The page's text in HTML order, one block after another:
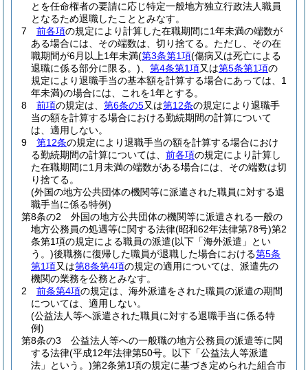
とを任命権者の要請に応じ特定一般地方独立行政法人職員
となるため退職したこととみなす。
7
前各項の規定により計算した在職期間に1年未満の端数が
ある場合には、その端数は、切り捨てる。 ただし、その在
職期間が6月以上1年未満(第3条第1項(傷病又は死亡による
退職に係る部分に限る。)
第4条第1項又は第5条第1項の
規定により退職手当の基本額を計算する場合にあっては、1
年未満)の場合には、これを1年とする。
8
前項の規定は、 第6条の5又は第12条の規定により退職手
当の額を計算する場合における勤続期間の計算について
は、適用しない。
9
第12条の規定により退職手当の額を計算する場合におけ
る勤続期間の計算については、 前各項の規定により計算し
た在職期間に1月未満の端数がある場合には、その端数は切
り捨てる。
(外国の地方公共団体の機関等に派遣された職員に対する退
職手当に係る特例)
第8条の2
外国の地方公共団体の機関等に派遣される一般の
地方公務員の処遇等に関する法律(昭和62年法律第78号)第2
条第1項の規定による職員の派遣(以下「海外派遣」とい
う。)後職務に復帰した職員が退職した場合における第5条
第1項又は第8条第4項の規定の適用については、派遣先の
機関の業務を公務とみなす。
2
前条第4項の規定は、海外派遣をされた職員の派遣の期間
については、適用しない。
(公益法人等へ派遣された職員に対する退職手当に係る特
例)
第8条の3
公益法人等への一般職の地方公務員の派遣等に関
する法律(平成12年法律第50号。以下「公益法人等派遣
法」という。)第2条第1項の規定に基づき定められた組合市